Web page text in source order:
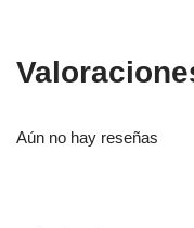
Aún no hay reseñas